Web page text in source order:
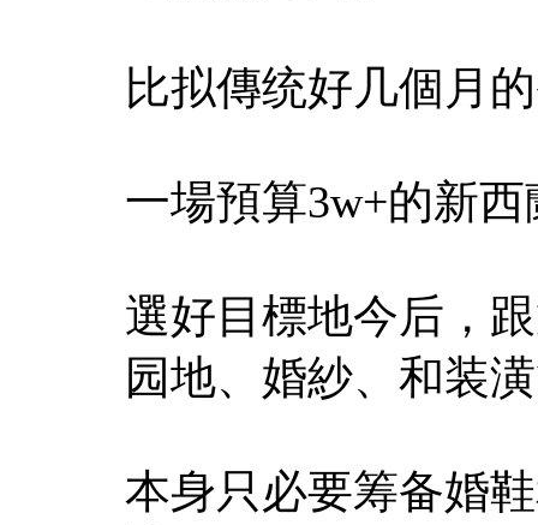
比拟傳统好几個月
一場預算3w+的新
選好目標地今后，
园地、婚紗、和装
本身只必要筹备婚